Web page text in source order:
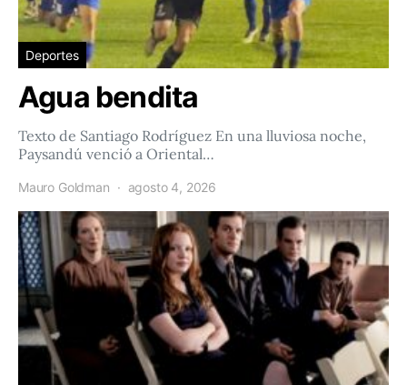
Deportes
Agua bendita
Texto de Santiago Rodríguez En una lluviosa noche,
Paysandú venció a Oriental…
Mauro Goldman agosto 4, 2026